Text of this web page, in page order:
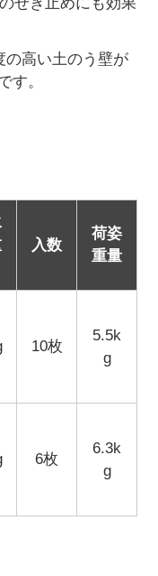
の高い土のう壁が
す。
入数
荷姿
重量
10枚
5.5k
g
6枚
6.3k
g